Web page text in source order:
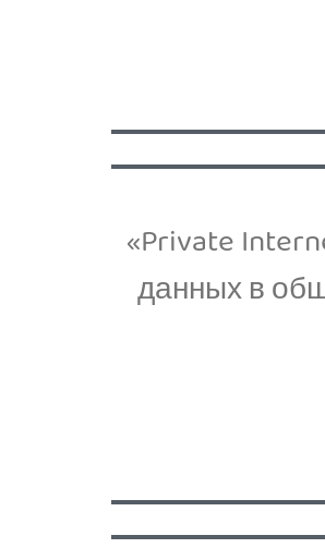
«Private
данных в